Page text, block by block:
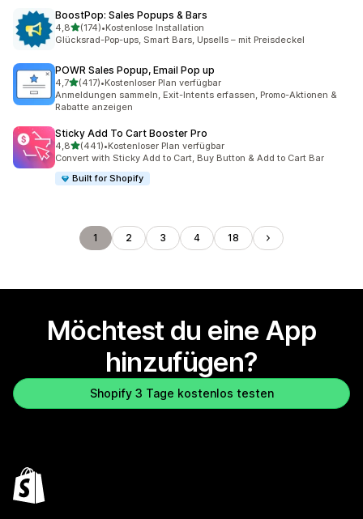
BoostPop: Sales Popups & Bars
4,8von 5 Sternen
(174)
174 Rezensionen insgesamt
•Kostenlose Installation
Glücksrad-Pop-ups, Smart Bars, Upsells – mit Preisdeckel
POWR Sales Popup, Email Pop up
4,7von 5 Sternen
(417)
417 Rezensionen insgesamt
•Kostenloser Plan verfügbar
Anmeldungen sammeln, Exit-Intents erfassen, Promo-Aktionen &
Rabatte anzeigen
Sticky Add To Cart Booster Pro
4,8von 5 Sternen
(441)
441 Rezensionen insgesamt
•Kostenloser Plan verfügbar
Convert with Sticky Add to Cart, Buy Button & Add to Cart Bar
Built for Shopify
1 2 3 4 18
Möchtest du eine App
hinzufügen?
Shopify 3 Tage kostenlos testen